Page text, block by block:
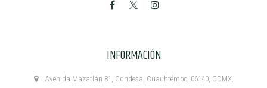
INFORMACIÓN
Avenida Mazatlán 81, Condesa, Cuauhtémoc, 06140, CDMX.